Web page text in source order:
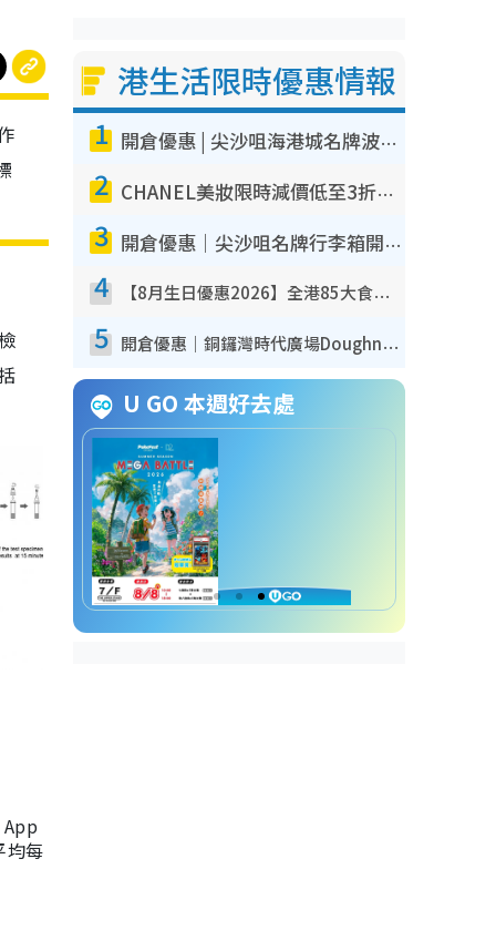
均每
港生活限時優惠情報
1 開倉優惠 | 尖沙咀海港城名牌波鞋開倉低至1折！On鞋$899起／Joy&Peace鞋履$98起
2 CHANEL美妝限時減價低至3折！人氣粉底/唇膏/精華液低至$275！COCO香水都有平
3 開倉優惠｜尖沙咀名牌行李箱開倉低至4折！一連5日 American Tourister/ace./Hallmark $200起！
4 【8月生日優惠2026】全港85大食買玩著數攻略 自助餐/火鍋放題同行免費＋誠品/DONKI送現金券
5 開倉優惠｜銅鑼灣時代廣場Doughnut/Campo Marzio開倉低至1折！背囊、書包、手袋劈價$200起
U GO 本週好去處